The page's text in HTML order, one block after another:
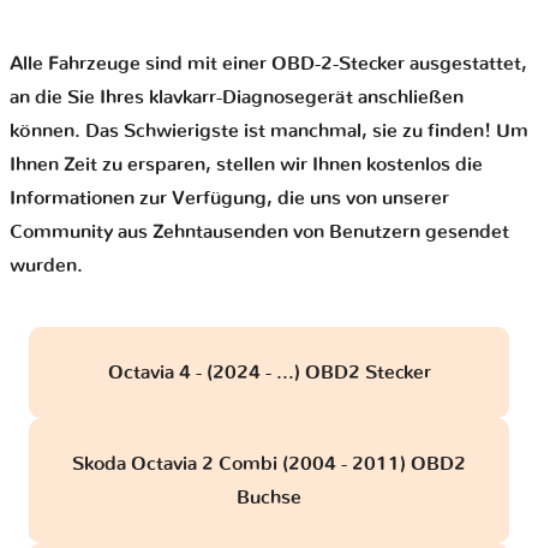
Alle Fahrzeuge sind mit einer OBD-2-Stecker ausgestattet,
an die Sie Ihres klavkarr-Diagnosegerät anschließen
können. Das Schwierigste ist manchmal, sie zu finden! Um
Ihnen Zeit zu ersparen, stellen wir Ihnen kostenlos die
Informationen zur Verfügung, die uns von unserer
Community aus Zehntausenden von Benutzern gesendet
wurden.
Octavia 4 - (2024 - ...) OBD2 Stecker
Skoda Octavia 2 Combi (2004 - 2011) OBD2
Buchse